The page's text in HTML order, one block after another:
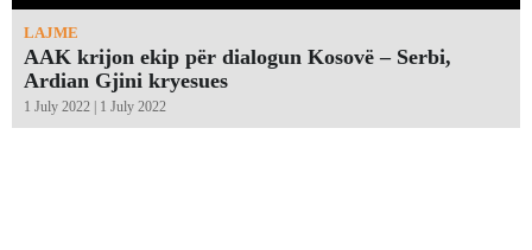
LAJME
AAK krijon ekip për dialogun Kosovë – Serbi,
Ardian Gjini kryesues
1 July 2022 | 1 July 2022